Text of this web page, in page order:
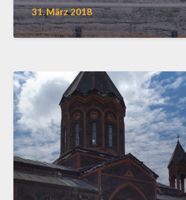
31. März 2018